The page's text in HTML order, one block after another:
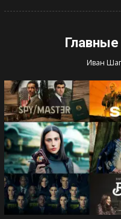
Иван